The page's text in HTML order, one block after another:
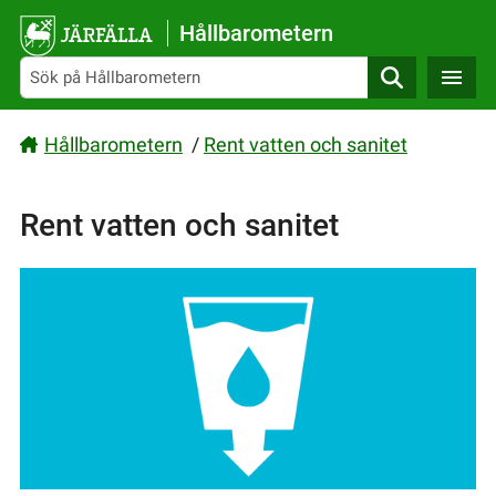
Gå direkt till sidans innehåll
Hållbarometern
Sök
Hållbarometern / Rent vatten och sanitet
Rent vatten och sanitet